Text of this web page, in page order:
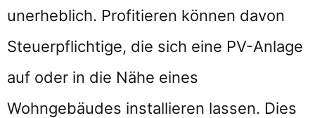
unerheblich. Profitieren können davon
Steuerpflichtige, die sich eine PV-Anlage
auf oder in die Nähe eines
Wohngebäudes installieren lassen. Dies